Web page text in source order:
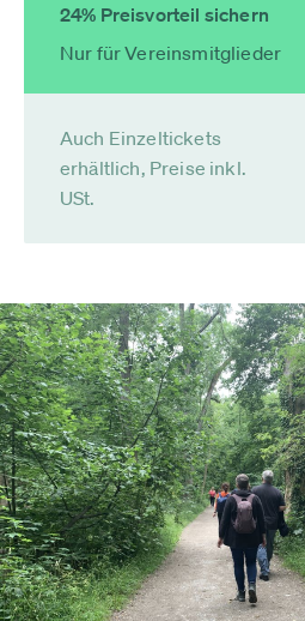
24% Preisvorteil sichern
Nur für Vereinsmitglieder
Auch Einzeltickets
erhältlich, Preise inkl.
USt.